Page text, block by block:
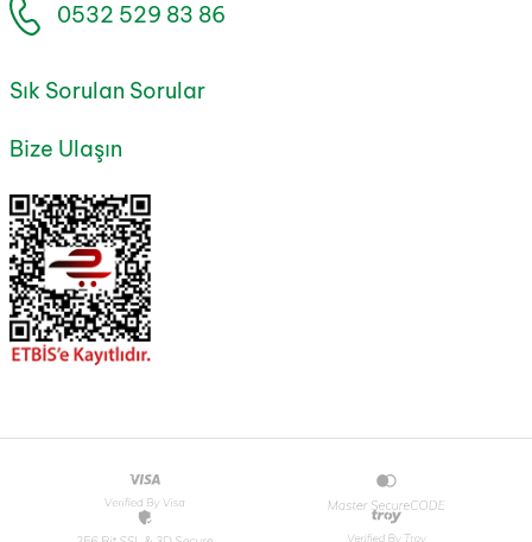
0532 529 83 86
Sık Sorulan Sorular
Bize Ulaşın